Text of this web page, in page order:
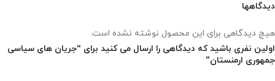
دیدگاهها
هیچ دیدگاهی برای این محصول نوشته نشده است.
اولین نفری باشید که دیدگاهی را ارسال می کنید برای “جریان­ های سیاسی
جمهوری ارمنستان”